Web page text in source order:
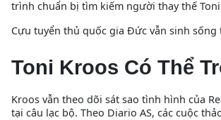
trình chuẩn bị tìm kiếm người thay thế
Cựu tuyển thủ quốc gia Đức vẫn sinh
Toni Kroos Có Thể
Kroos vẫn theo dõi sát sao tình hình của
tại câu lạc bộ. Theo Diario AS, các cuộc